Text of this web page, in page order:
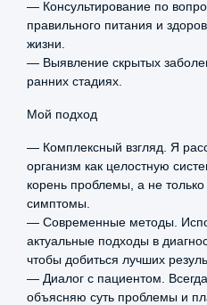
— Консультирование по
правильного питания и
жизни.
— Выявление скрытых
ранних стадиях.
Мой подход
— Комплексный взгляд. Я
организм как целостную
корень проблемы, а не
симптомы.
— Современные методы.
актуальные подходы в
чтобы добиться лучших
— Диалог с пациентом.
объясняю суть проблемы и
Сомовой для
ребенка. Врач детский
подробно все
сердца показало
показатели.
Екатерина
Ершова
1 ноября, 2025